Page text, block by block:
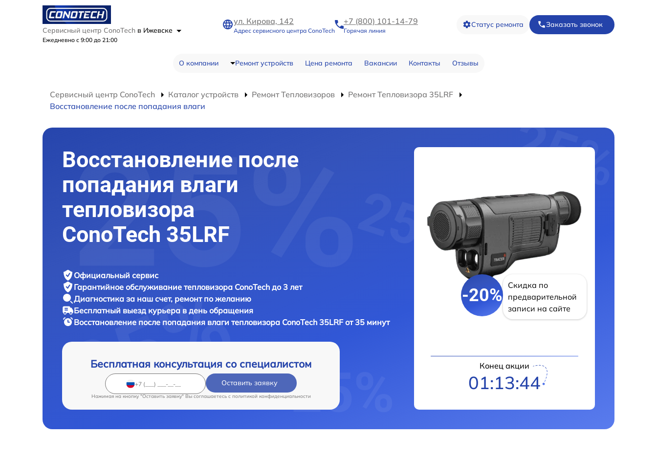
Сервисный центр ConoTech в Ижевске
Ежедневно с 9:00 до 21:00
ул. Кирова, 142
Адрес сервисного центра ConoTech
+7 (800) 101-14-79
Горячая линия
Статус ремонта Заказать звонок
О компании Ремонт устройств Цена ремонта Вакансии Контакты Отзывы
Сервисный центр ConoTech Каталог устройств Ремонт Тепловизоров
Ремонт Тепловизора 35LRF
Восстановление после попадания влаги
Восстановление после
попадания влаги
тепловизора
ConoTech 35LRF
Официальный сервис
Гарантийное обслуживание тепловизора ConoTech до 3 лет
Диагностика за наш счет, ремонт по желанию
Бесплатный выезд курьера в день обращения
Восстановление после попадания влаги тепловизора ConoTech 35LRF от 35 минут
Бесплатная консультация со специалистом
Оставить заявку
Нажимая на кнопку "Оставить заявку" Вы соглашаетесь c политикой конфиденциальности
-20%
Скидка по
предварительной
записи на сайте
Конец акции
01:13:43